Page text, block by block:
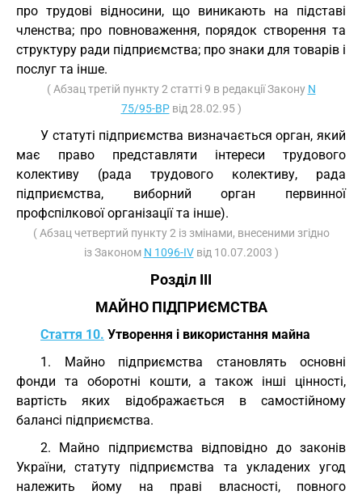
про трудові відносини, що виникають на підставі
членства; про повноваження, порядок створення та
структуру ради підприємства; про знаки для товарів і
послуг та інше.
( Абзац третій пункту 2 статті 9 в редакції Закону N
75/95-ВРвід 28.02.95 )
У статуті підприємства визначається орган, який
має право представляти інтереси трудового
колективу (рада трудового колективу, рада
підприємства, виборний орган первинної
профспілкової організації та інше).
( Абзац четвертий пункту 2 із змінами, внесеними згідно
із Законом N 1096-IVвід 10.07.2003 )
Розділ III
МАЙНО ПІДПРИЄМСТВА
Стаття 10. Утворення і використання майна
1. Майно підприємства становлять основні
фонди та оборотні кошти, а також інші цінності,
вартість яких відображається в самостійному
балансі підприємства.
2. Майно підприємства відповідно до законів
України, статуту підприємства та укладених угод
належить йому на праві власності, повного